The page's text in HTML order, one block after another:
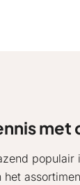
populair
het